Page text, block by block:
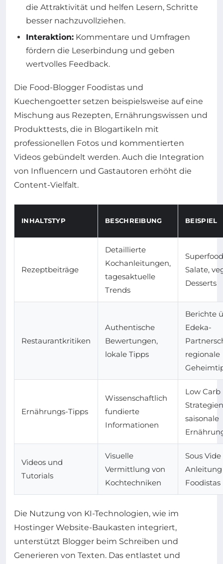
die Attraktivität und helfen Lesern, Schritte
besser nachzuvollziehen.
Interaktion: Kommentare und Umfragen
fördern die Leserbindung und geben
wertvolles Feedback.
Die Food-Blogger Foodistas und
Kuechengoetter setzen beispielsweise auf eine
Mischung aus Rezepten, Ernährungswissen und
Produkttests, die in Blogartikeln mit
professionellen Fotos und kommentierten
Videos gebündelt werden. Auch die Integration
von Influencern und Gastautoren erhöht die
Content-Vielfalt.
INHALTSTYP BESCHREIBUNG BEISPIEL
Rezeptbeiträge
Detaillierte
Kochanleitungen,
tagesaktuelle
Trends
Salate,
Desserts
Restaurantkritiken
Authentische
Bewertungen,
lokale Tipps
Berichte
Edeka-
regionale
Ernährungs-Tipps
Wissenschaftlich
fundierte
Informationen
Low Carb
saisonale
Videos und
Tutorials
Visuelle
Vermittlung von
Kochtechniken
Sous Vide
Foodistas
Die Nutzung von KI-Technologien, wie im
Hostinger Website-Baukasten integriert,
unterstützt Blogger beim Schreiben und
Generieren von Texten. Das entlastet und